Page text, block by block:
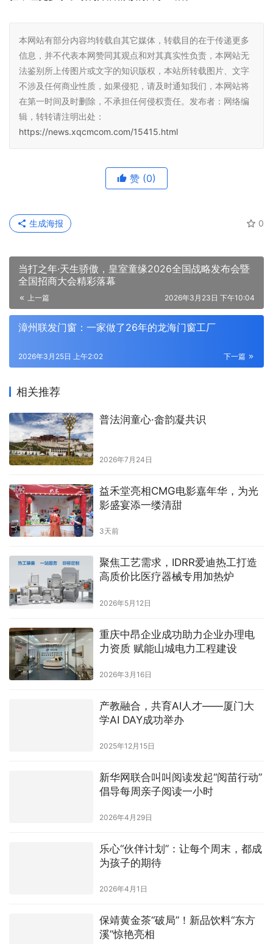
本网站有部分内容均转载自其它媒体，转载目的在于传递更多
信息，并不代表本网赞同其观点和对其真实性负责，本网站无
法鉴别所上传图片或文字的知识版权，本站所转载图片、文字
不涉及任何商业性质，如果侵犯，请及时通知我们，本网站将
在第一时间及时删除，不承担任何侵权责任。发布者：网络编
辑，转转请注明出处：
https://news.xqcmcom.com/15415.html
赞 (0)
0
生成海报
当打之年·天生骄傲，皇室童缘2026全国战略发布会暨
全国招商大会精彩落幕
上一篇 2026年3月23日 下午10:04
漳州联发门窗：一家做了26年的龙海门窗工厂
下一篇
2026年3月25日 上午2:02
相关推荐
普法润童心·畲韵凝共识
2026年7月24日
益禾堂亮相CMG电影嘉年华，为光
影盛宴添一缕清甜
3天前
聚焦工艺需求，IDRR爱迪热工打造
高质价比医疗器械专用加热炉
2026年5月12日
重庆中昂企业成功助力企业办理电
力资质 赋能山城电力工程建设
2026年3月16日
产教融合，共育AI人才——厦门大
学AI DAY成功举办
2025年12月15日
新华网联合叫叫阅读发起“阅苗行动”
倡导每周亲子阅读一小时
2026年4月29日
乐心“伙伴计划”：让每个周末，都成
为孩子的期待
2026年4月1日
保靖黄金茶“破局”！新品饮料“东方
溪”惊艳亮相